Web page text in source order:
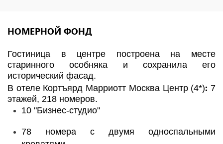
НОМЕРНОЙ ФОНД
Гостиница в центре построена на месте
старинного особняка и сохранила его
исторический фасад.
В отеле Кортъярд Марриотт Москва Центр (4*): 7
этажей, 218 номеров.
10 "Бизнес-студио"
78 номера с двумя односпальными